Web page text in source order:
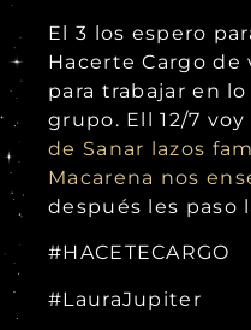
El 3 los espero
Hacerte Cargo de
para trabajar en
grupo. Ell 12/7
de Sanar lazos
Macarena nos
después les paso
#HACETECARGO
#LauraJupiter